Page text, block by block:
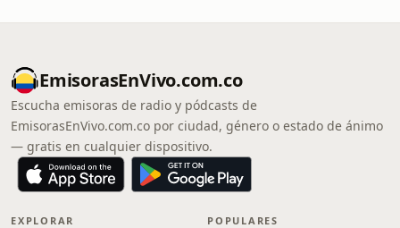
EmisorasEnVivo.com.co
Escucha emisoras de radio y pódcasts de
EmisorasEnVivo.com.co por ciudad, género o estado de ánimo
— gratis en cualquier dispositivo.
EXPLORAR POPULARES